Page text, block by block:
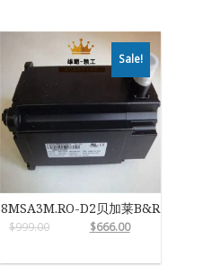
Sale!
8MSA3M.RO-D2贝加莱B&R
$999.00 $666.00